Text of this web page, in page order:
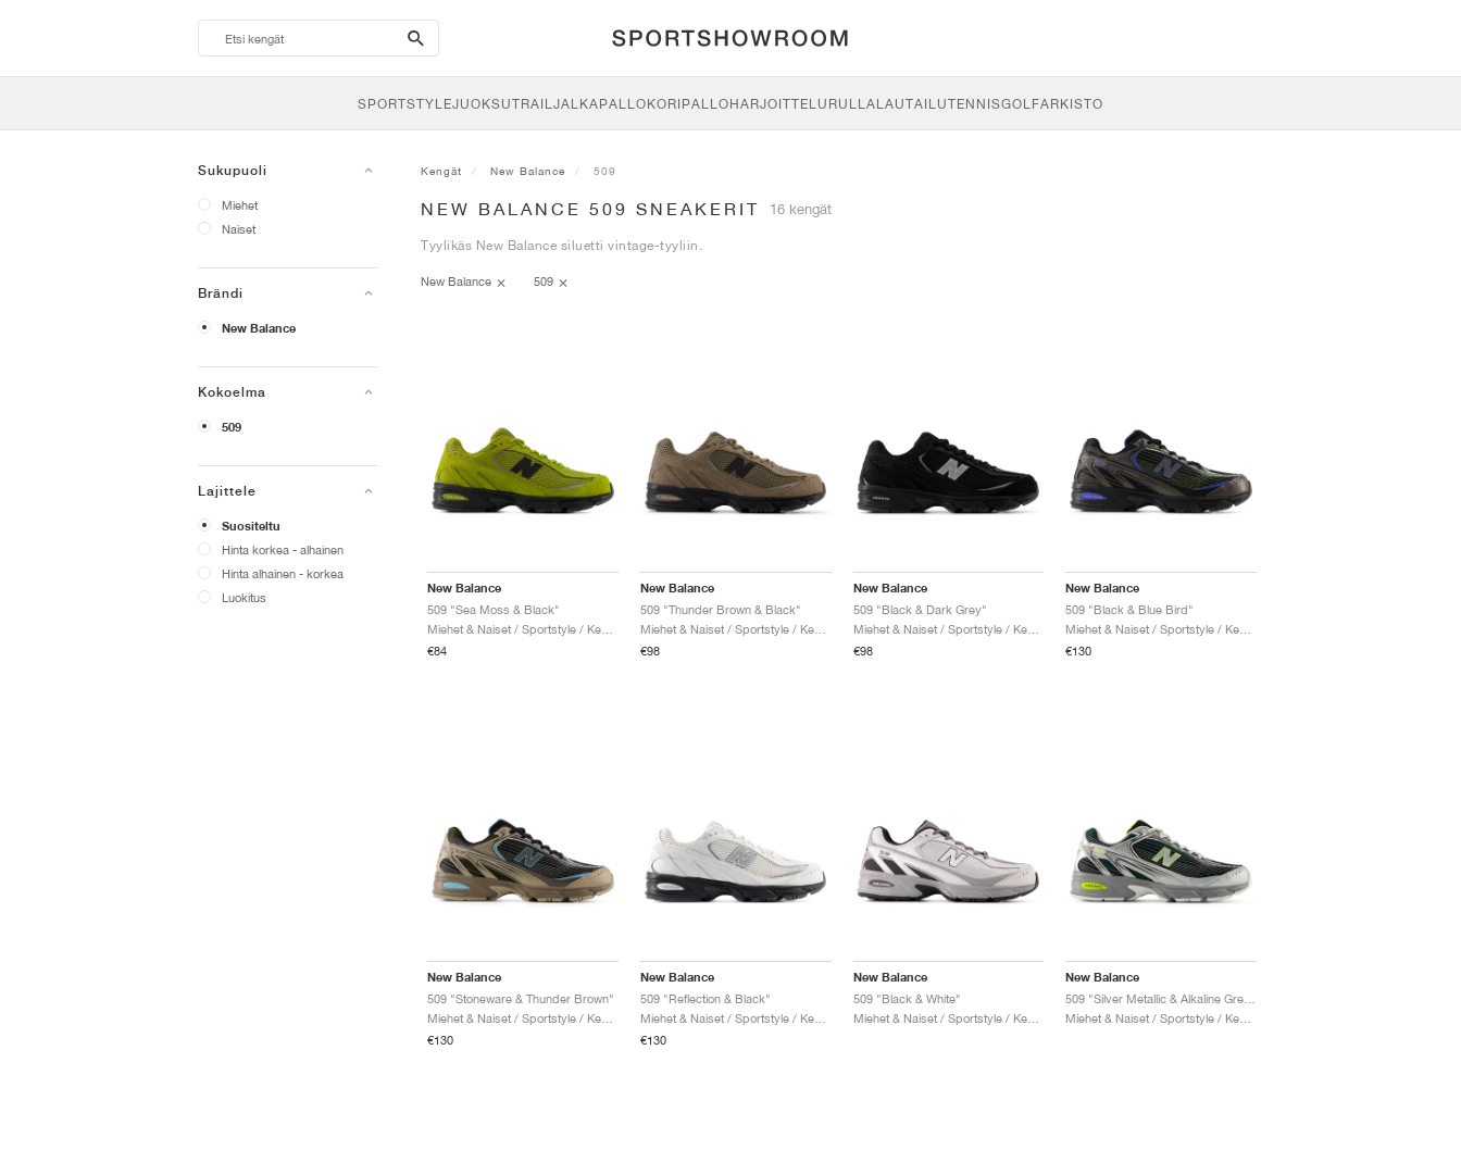
search-
btn
SPORTSTYLEJUOKSUTRAILJALKAPALLOKORIPALLOHARJOITTELU RULLALAUTAILUTENNISGOLFARKISTO
Sukupuoli
Miehet
Naiset
Brändi
New Balance
Kokoelma
509
Lajittele
Suositeltu
Hinta korkea - alhainen
Hinta alhainen - korkea
Luokitus
Kengät New Balance 509
NEW BALANCE 509 SNEAKERIT 16 kengät
Tyylikäs New Balance siluetti vintage-tyyliin.
New Balance 509
New Balance
509 "Sea Moss & Black"
€84
New Balance
509 "Thunder Brown & Black"
Miehet & Naiset / Sportstyle / Kengät
€98
New Balance
509 "Black & Dark Grey"
Miehet & Naiset / Sportstyle / Kengät
€98
New Balance
509 "Black & Blue Bird"
€130
New Balance
509 "Stoneware & Thunder Brown"
€130
New Balance
509 "Reflection & Black"
Miehet & Naiset / Sportstyle / Kengät
€130
New Balance
509 "Black & White"
Miehet & Naiset / Sportstyle / Kengät
New Balance